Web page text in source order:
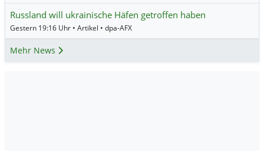
Russland will ukrainische Häfen getroffen haben
Gestern 19:16 Uhr • Artikel • dpa-AFX
Mehr News